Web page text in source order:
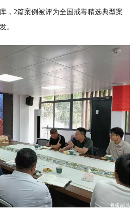
，2篇案例被评为全国戒毒精选典型案
。